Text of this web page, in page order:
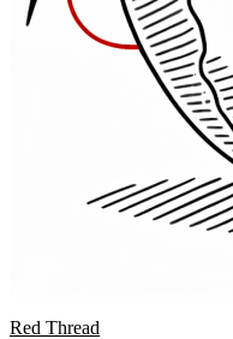
Red Thread